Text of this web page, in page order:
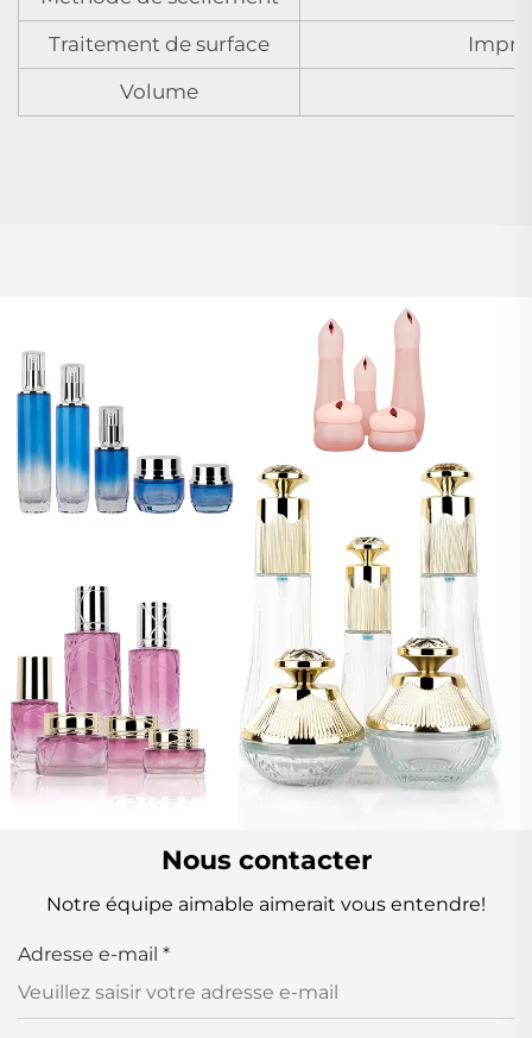
Traitement de surface
Volume
Nous contacter
Notre équipe aimable aimerait vous entendre!
Adresse e-mail *